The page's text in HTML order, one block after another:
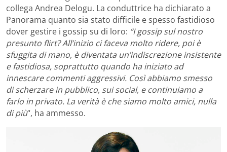
collega Andrea Delogu. La conduttrice ha dichiarato a
Panorama quanto sia stato difficile e spesso fastidioso
dover gestire i gossip su di loro: “I gossip sul nostro
presunto flirt? All’inizio ci faceva molto ridere, poi è
sfuggita di mano, è diventata un’indiscrezione insistente
e fastidiosa, soprattutto quando ha iniziato ad
innescare commenti aggressivi. Così abbiamo smesso
di scherzare in pubblico, sui social, e continuiamo a
farlo in privato. La verità è che siamo molto amici, nulla
di più“, ha ammesso.